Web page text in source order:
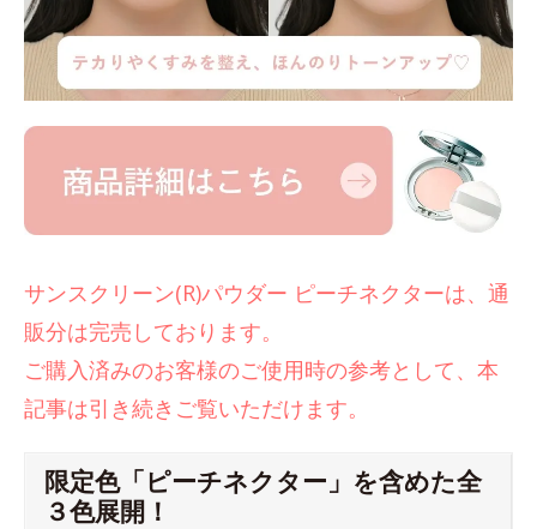
サンスクリーン(R)パウダー ピーチネクターは、通
販分は完売しております。
ご購入済みのお客様のご使用時の参考として、本
記事は引き続きご覧いただけます。
限定色「ピーチネクター」を含めた全
３色展開！